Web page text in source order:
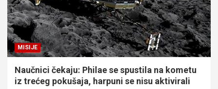
MISIJE
Naučnici čekaju: Philae se spustila na kometu
iz trećeg pokušaja, harpuni se nisu aktivirali